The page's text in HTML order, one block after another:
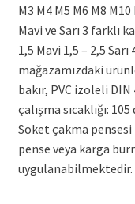
M3 M4 M5 M6 M8
Mavi ve Sarı 3 farklı
1,5 Mavi 1,5 – 2,5
mağazamızdaki
bakır, PVC izoleli
çalışma sıcaklığı:
Soket çakma pensesi
pense veya karga
uygulanabilmektedir.